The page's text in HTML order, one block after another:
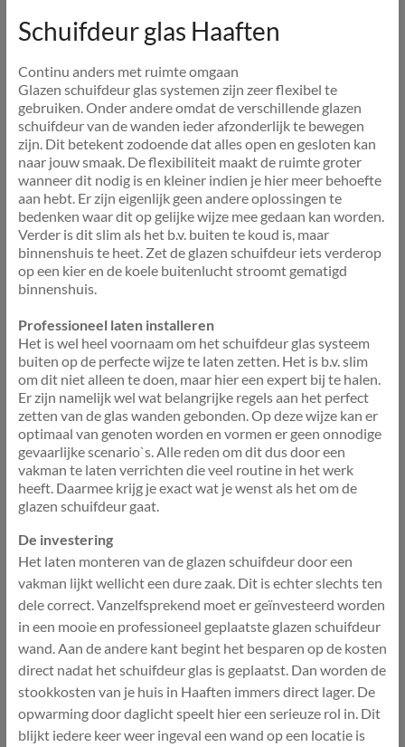
Schuifdeur glas Haaften
Continu anders met ruimte omgaan
Glazen schuifdeur glas systemen zijn zeer flexibel te
gebruiken. Onder andere omdat de verschillende glazen
schuifdeur van de wanden ieder afzonderlijk te bewegen
zijn. Dit betekent zodoende dat alles open en gesloten kan
naar jouw smaak. De flexibiliteit maakt de ruimte groter
wanneer dit nodig is en kleiner indien je hier meer behoefte
aan hebt. Er zijn eigenlijk geen andere oplossingen te
bedenken waar dit op gelijke wijze mee gedaan kan worden.
Verder is dit slim als het b.v. buiten te koud is, maar
binnenshuis te heet. Zet de glazen schuifdeur iets verderop
op een kier en de koele buitenlucht stroomt gematigd
binnenshuis.
Professioneel laten installeren
Het is wel heel voornaam om het schuifdeur glas systeem
buiten op de perfecte wijze te laten zetten. Het is b.v. slim
om dit niet alleen te doen, maar hier een expert bij te halen.
Er zijn namelijk wel wat belangrijke regels aan het perfect
zetten van de glas wanden gebonden. Op deze wijze kan er
optimaal van genoten worden en vormen er geen onnodige
gevaarlijke scenario`s. Alle reden om dit dus door een
vakman te laten verrichten die veel routine in het werk
heeft. Daarmee krijg je exact wat je wenst als het om de
glazen schuifdeur gaat.
De investering
Het laten monteren van de glazen schuifdeur door een
vakman lijkt wellicht een dure zaak. Dit is echter slechts ten
dele correct. Vanzelfsprekend moet er geïnvesteerd worden
in een mooie en professioneel geplaatste glazen schuifdeur
wand. Aan de andere kant begint het besparen op de kosten
direct nadat het schuifdeur glas is geplaatst. Dan worden de
stookkosten van je huis in Haaften immers direct lager. De
opwarming door daglicht speelt hier een serieuze rol in. Dit
blijkt iedere keer weer ingeval een wand op een locatie is